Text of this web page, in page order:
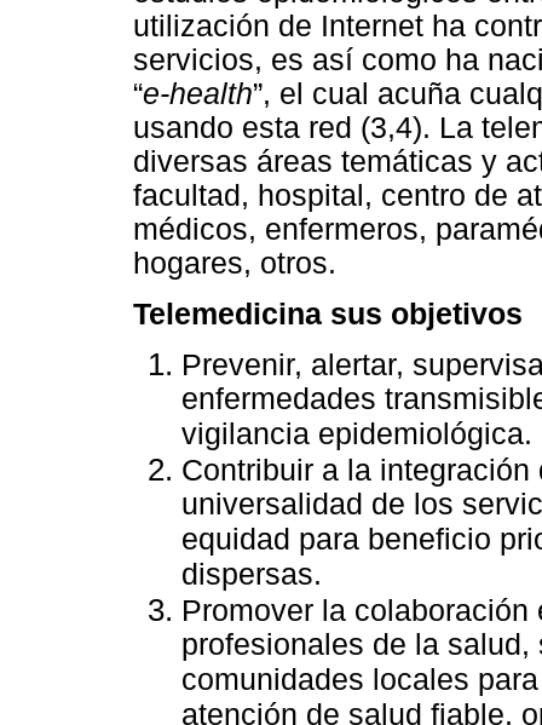
utilización de Internet ha
servicios, es así como ha
“e-health”, el cual acuña
usando esta red (3,4). La
diversas áreas temáticas y
facultad, hospital, centro de
médicos, enfermeros,
hogares, otros.
Telemedicina sus objetivos
Prevenir, alertar,
enfermedades
vigilancia epidemiológica.
Contribuir a la
universalidad de los
equidad para beneficio
dispersas.
Promover la
profesionales de la
comunidades locales
atención de salud fiable,